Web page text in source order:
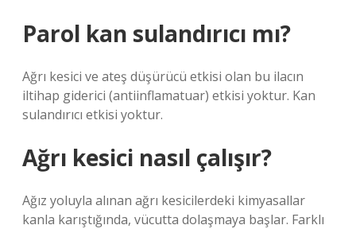
Parol kan sulandırıcı mı?
Ağrı kesici ve ateş düşürücü etkisi olan bu ilacın
iltihap giderici (antiinflamatuar) etkisi yoktur. Kan
sulandırıcı etkisi yoktur.
Ağrı kesici nasıl çalışır?
Ağız yoluyla alınan ağrı kesicilerdeki kimyasallar
kanla karıştığında, vücutta dolaşmaya başlar. Farklı